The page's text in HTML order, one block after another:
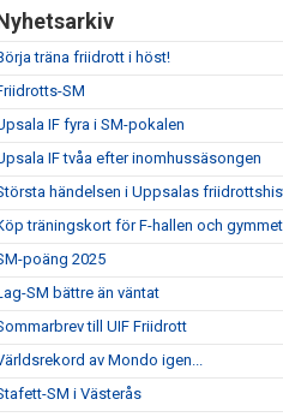
träna friidrott i höst!
SM
IF fyra i SM-pokalen
IF tvåa efter inomhussäsongen
händelsen i Uppsalas
träningskort för F-hallen och gymmet
poäng 2025
SM bättre än väntat
till UIF Friidrott
av Mondo igen...
SM i Västerås